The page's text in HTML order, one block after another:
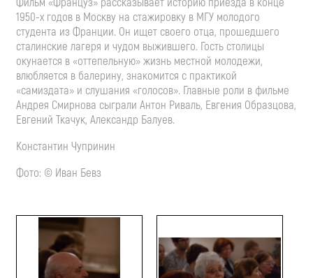
1950-х годов в Москву на стажировку в МГУ молодого
студента из Франции. Он ищет своего отца, прошедшего
сталинские лагеря и чудом выжившего. Гость столицы
окунается в «оттепельную» жизнь местной молодежи,
влюбляется в балерину, знакомится с практикой
«самиздата» и слушания «голосов». Главные роли в фильме
Андрея Смирнова сыграли Антон Риваль, Евгения Образцова,
Евгений Ткачук, Александр Балуев.
Константин Чупринин
Фото: © Иван Бевз